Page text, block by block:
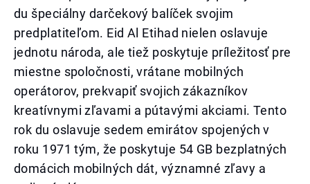
du špeciálny darčekový balíček svojim
predplatiteľom. Eid Al Etihad nielen oslavuje
jednotu národa, ale tiež poskytuje príležitosť pre
miestne spoločnosti, vrátane mobilných
operátorov, prekvapiť svojich zákazníkov
kreatívnymi zľavami a pútavými akciami. Tento
rok du oslavuje sedem emirátov spojených v
roku 1971 tým, že poskytuje 54 GB bezplatných
domácich mobilných dát, významné zľavy a